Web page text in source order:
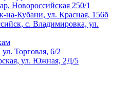
Новороссийская 250/1
на-Кубани, ул. Красная, 156б
с. Владимировка, ул.
Торговая, 6/2
ул. Южная, 2Д/5